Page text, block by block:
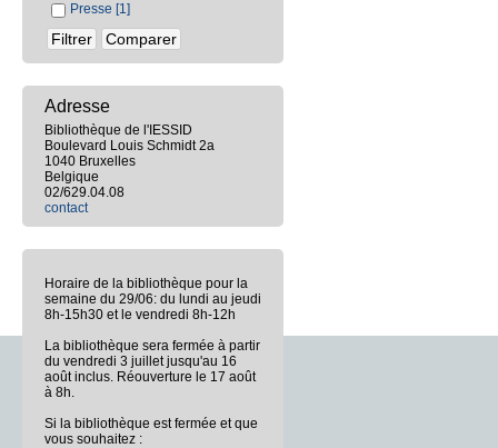
Presse [1]
Adresse
Bibliothèque de l'IESSID
Boulevard Louis Schmidt 2a
1040 Bruxelles
Belgique
02/629.04.08
contact
Horaire de la bibliothèque pour la
semaine du 29/06: du lundi au jeudi
8h-15h30 et le vendredi 8h-12h
La bibliothèque sera fermée à partir
du vendredi 3 juillet jusqu'au 16
août inclus. Réouverture le 17 août
à 8h.
Si la bibliothèque est fermée et que
vous souhaitez :